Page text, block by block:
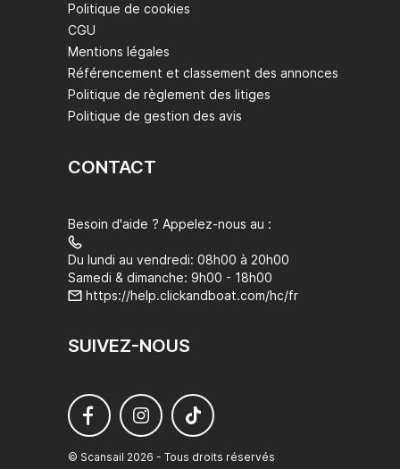
Politique de cookies
CGU
Mentions légales
Référencement et classement des annonces
Politique de règlement des litiges
Politique de gestion des avis
CONTACT
Besoin d'aide ? Appelez-nous au :
Du lundi au vendredi: 08h00 à 20h00
Samedi & dimanche: 9h00 - 18h00
https://help.clickandboat.com/hc/fr
SUIVEZ-NOUS
© Scansail 2026 - Tous droits réservés